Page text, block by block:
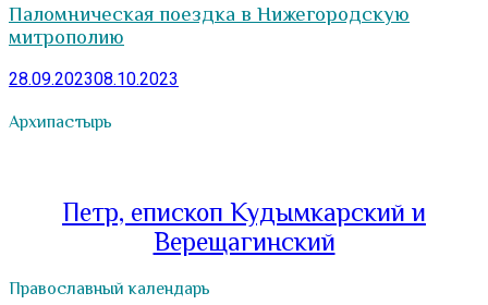
Паломническая поездка в Нижегородскую
митрополию
28.09.202308.10.2023
Архипастырь
Петр, епископ Кудымкарский и
Верещагинский
Православный календарь